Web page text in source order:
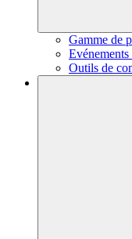
Gamme de
Outils de